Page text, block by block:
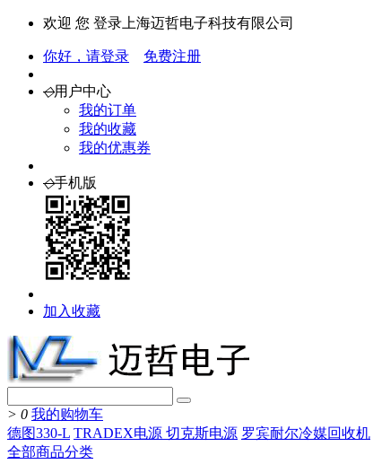
欢迎 您 登录上海迈哲电子科技有限公司
你好，请登录 免费注册
◇用户中心
我的订单
我的收藏
我的优惠券
◇手机版
加入收藏
> 0 我的购物车
德图330-L TRADEX电源 切克斯电源 罗宾耐尔冷媒回收机
全部商品分类